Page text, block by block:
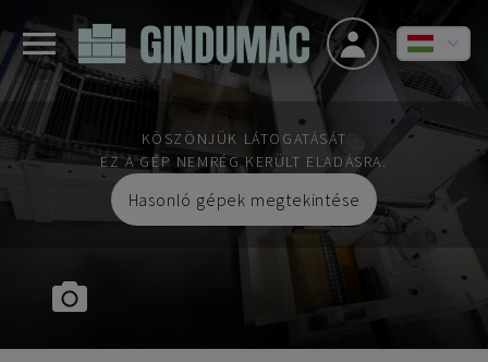
KÖSZÖNJÜK LÁTOGATÁSÁT
EZ A GÉP NEMRÉG KERÜLT ELADÁSRA.
Hasonló gépek megtekintése